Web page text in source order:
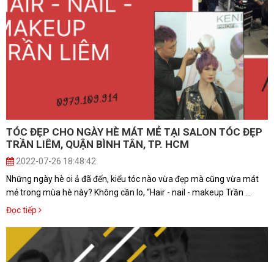
TÓC ĐẸP CHO NGÀY HÈ MÁT MẺ TẠI SALON TÓC ĐẸP
TRẦN LIÊM, QUẬN BÌNH TÂN, TP. HCM
2022-07-26 18:48:42
Những ngày hè oi ả đã đến, kiểu tóc nào vừa đẹp mà cũng vừa mát
mẻ trong mùa hè này? Không cần lo, “Hair - nail - makeup Trần ...
Đọc tiếp
ĐĂNG KÝ TƯ VẤN
HOÀN THÀNH
Đăng ký tư vấn trực tiếp 24/7: